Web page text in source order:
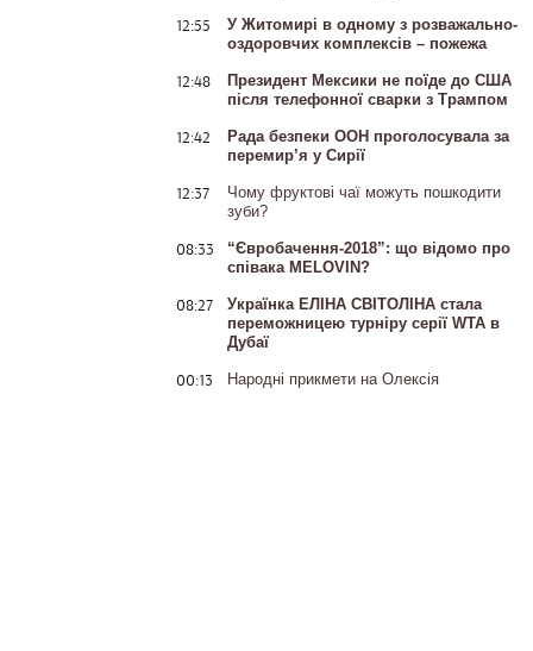
12:55
У Житомирі в одному з розважально-
оздоровчих комплексів – пожежа
12:48
Президент Мексики не поїде до США
після телефонної сварки з Трампом
12:42
Рада безпеки ООН проголосувала за
перемир’я у Сирії
12:37
Чому фруктові чаї можуть пошкодити
зуби?
08:33
“Євробачення-2018”: що відомо про
співака MELOVIN?
08:27
Українка ЕЛІНА СВІТОЛІНА стала
переможницею турніру серії WTA в
Дубаї
00:13 Народні прикмети на Олексія